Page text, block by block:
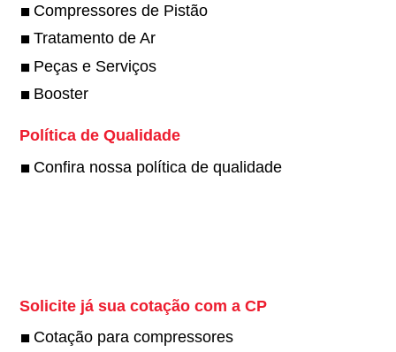
Compressores de Pistão
Tratamento de Ar
Peças e Serviços
Booster
Política de Qualidade
Confira nossa política de qualidade
Solicite já sua cotação com a CP
Cotação para compressores